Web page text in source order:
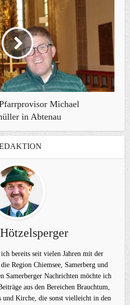
Michael
in Abtenau
bereits seit vielen Jahren mit der
Region Chiemsee, Samerberg und
Samerberger Nachrichten möchte ich
aus den Bereichen Brauchtum,
Kirche, die sonst vielleicht in den